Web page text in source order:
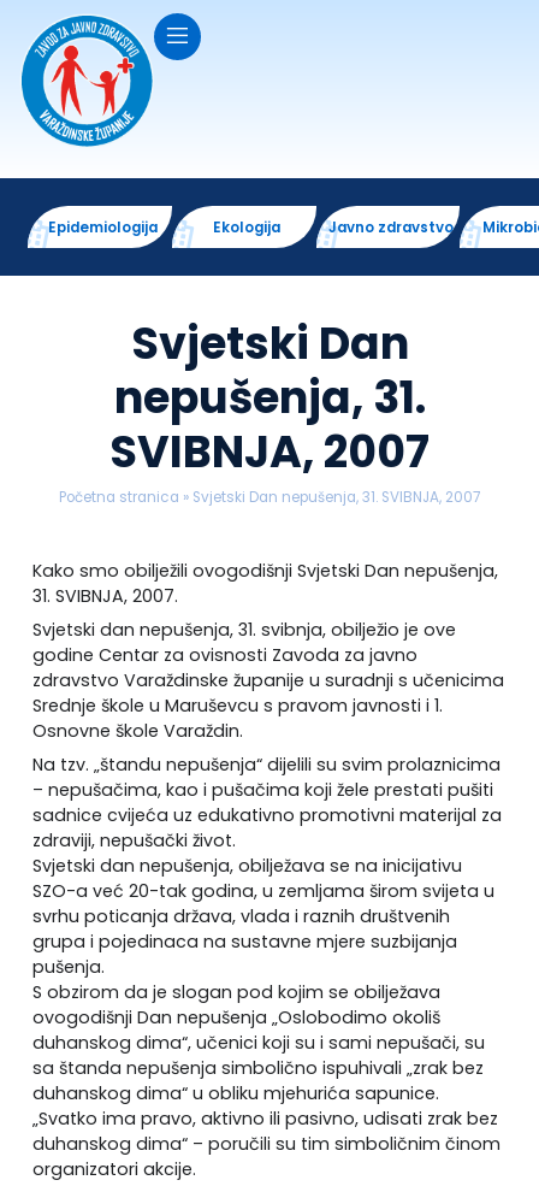
Epidemiologija Ekologija Javno zdravstvo
Svjetski Dan
nepušenja, 31.
SVIBNJA, 2007
Početna stranica » Svjetski Dan nepušenja, 31. SVIBNJA, 2007
Kako smo obilježili ovogodišnji Svjetski Dan nepušenja,
31. SVIBNJA, 2007.
Svjetski dan nepušenja, 31. svibnja, obilježio je ove
godine Centar za ovisnosti Zavoda za javno
zdravstvo Varaždinske županije u suradnji s učenicima
Srednje škole u Maruševcu s pravom javnosti i 1.
Osnovne škole Varaždin.
Na tzv. „štandu nepušenja“ dijelili su svim prolaznicima
– nepušačima, kao i pušačima koji žele prestati pušiti
sadnice cvijeća uz edukativno promotivni materijal za
zdraviji, nepušački život.
Svjetski dan nepušenja, obilježava se na inicijativu
SZO-a već 20-tak godina, u zemljama širom svijeta u
svrhu poticanja država, vlada i raznih društvenih
grupa i pojedinaca na sustavne mjere suzbijanja
pušenja.
S obzirom da je slogan pod kojim se obilježava
ovogodišnji Dan nepušenja „Oslobodimo okoliš
duhanskog dima“, učenici koji su i sami nepušači, su
sa štanda nepušenja simbolično ispuhivali „zrak bez
duhanskog dima“ u obliku mjehurića sapunice.
„Svatko ima pravo, aktivno ili pasivno, udisati zrak bez
duhanskog dima“ – poručili su tim simboličnim činom
organizatori akcije.